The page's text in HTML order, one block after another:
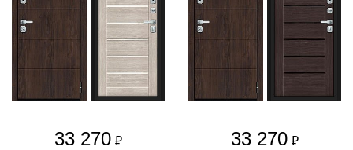
33 270 ₽ 33 270 ₽